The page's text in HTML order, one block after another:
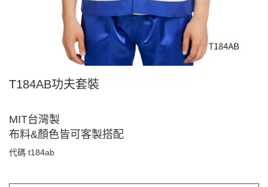
T184AB功夫套裝
MIT台灣製
布料&顏色皆可客製搭配
代碼 t184ab